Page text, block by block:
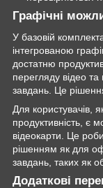
Графічні
У базовій
інтегрованою
достатню
перегляду відео
завдань. Це
Для користувачів,
продуктивність, є
відеокарти. Це
рішенням як для
завдань, таких як
Додаткові